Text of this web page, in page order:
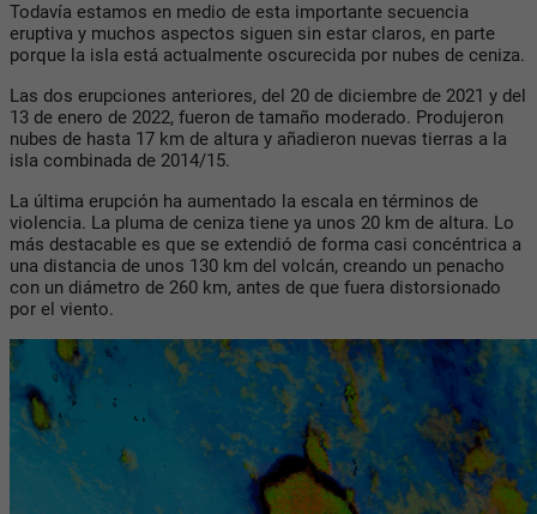
Todavía estamos en medio de esta importante secuencia
eruptiva y muchos aspectos siguen sin estar claros, en parte
porque la isla está actualmente oscurecida por nubes de ceniza.
Las dos erupciones anteriores, del 20 de diciembre de 2021 y del
13 de enero de 2022, fueron de tamaño moderado. Produjeron
nubes de hasta 17 km de altura y añadieron nuevas tierras a la
isla combinada de 2014/15.
La última erupción ha aumentado la escala en términos de
violencia. La pluma de ceniza tiene ya unos 20 km de altura. Lo
más destacable es que se extendió de forma casi concéntrica a
una distancia de unos 130 km del volcán, creando un penacho
con un diámetro de 260 km, antes de que fuera distorsionado
por el viento.